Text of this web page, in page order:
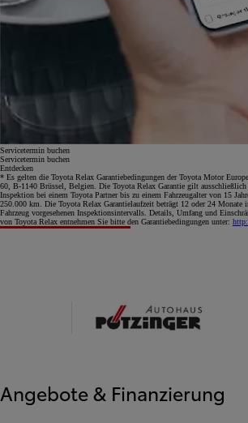
Servicetermin buchen
Servicetermin buchen
Entdecken
* Es gelten die Toyota Relax Garantiebedingungen der Toyota Motor
60, B-1140 Brüssel, Belgien. Die Toyota Relax Garantie gilt ausschließlich
Inspektion bei einem Toyota Partner bis zu einem Fahrzeugalter von 15
250.000 km. Die Toyota Relax Garantielaufzeit beträgt 12 oder 24 Monate
Fahrzeug vorgesehenen Inspektionsintervalls. Details, Umfang und
von Toyota Relax entnehmen Sie bitte den Garantiebedingungen unter:
Angebote & Finanzierung